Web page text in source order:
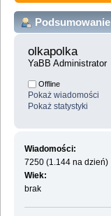
Podsumowanie
olkapolka
YaBB Administrator
Offline
Pokaż wiadomości
Pokaż statystyki
Wiadomości:
7250 (1.144 na dzień)
Wiek:
brak